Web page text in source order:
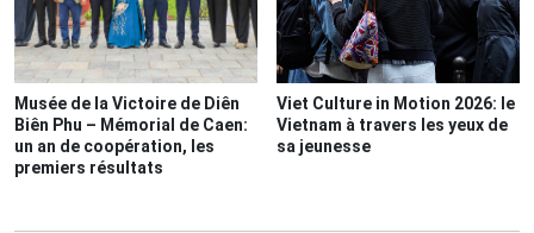
Musée de la Victoire de Diên
Biên Phu – Mémorial de Caen:
un an de coopération, les
premiers résultats
Viet Culture in Motion 2026: le
Vietnam à travers les yeux de
sa jeunesse